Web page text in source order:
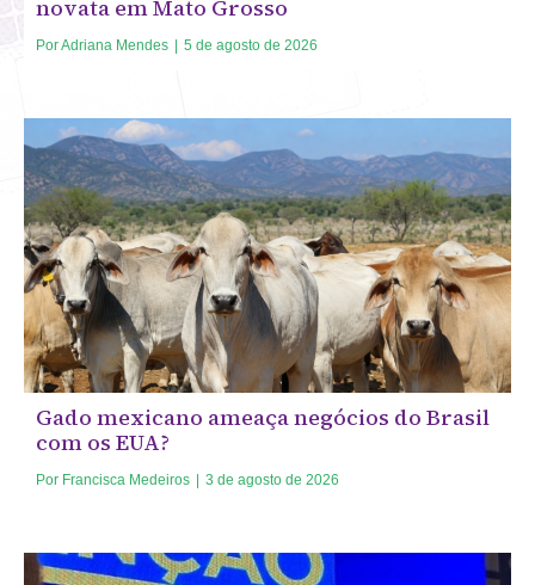
novata em Mato Grosso
PorAdriana Mendes 5 de agosto de 2026
Gado mexicano ameaça negócios do Brasil
com os EUA?
Por Francisca Medeiros 3 de agosto de 2026